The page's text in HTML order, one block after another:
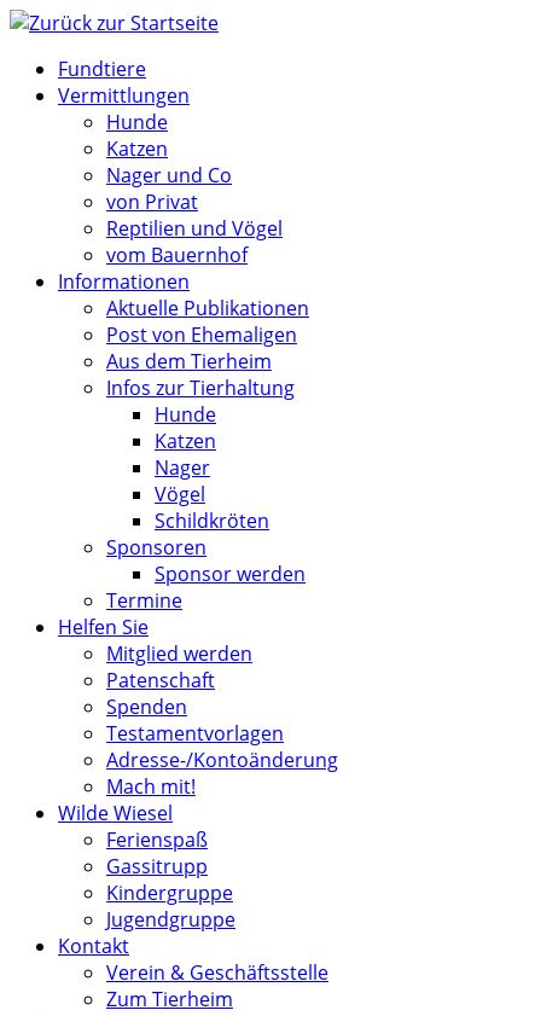
Zum
springenFundtiere
Vermittlungen
Hunde
Katzen
Nager und Co
von Privat
Reptilien und Vögel
vom Bauernhof
Informationen
Aktuelle Publikationen
Post von Ehemaligen
Aus dem Tierheim
Infos zur Tierhaltung
Hunde
Katzen
Nager
Vögel
Schildkröten
Sponsoren
Sponsor werden
Termine
Helfen Sie
Mitglied werden
Patenschaft
Spenden
Testamentvorlagen
Adresse-/Kontoänderung
Mach mit!
Wilde Wiesel
Ferienspaß
Gassitrupp
Kindergruppe
Jugendgruppe
Kontakt
Verein & Geschäftsstelle
Zum Tierheim